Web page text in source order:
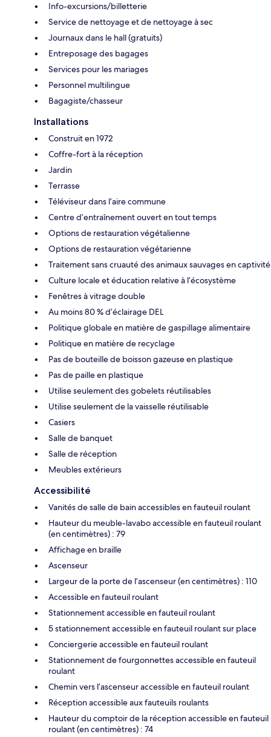
Info-excursions/billetterie
Service de nettoyage et de nettoyage à sec
Journaux dans le hall (gratuits)
Entreposage des bagages
Services pour les mariages
Personnel multilingue
Bagagiste/chasseur
Installations
Construit en 1972
Coffre-fort à la réception
Jardin
Terrasse
Téléviseur dans l’aire commune
Centre d’entraînement ouvert en tout temps
Options de restauration végétalienne
Options de restauration végétarienne
Traitement sans cruauté des animaux sauvages en captivité
Culture locale et éducation relative à l’écosystème
Fenêtres à vitrage double
Au moins 80 % d’éclairage DEL
Politique globale en matière de gaspillage alimentaire
Politique en matière de recyclage
Pas de bouteille de boisson gazeuse en plastique
Pas de paille en plastique
Utilise seulement des gobelets réutilisables
Utilise seulement de la vaisselle réutilisable
Casiers
Salle de banquet
Salle de réception
Meubles extérieurs
Accessibilité
Vanités de salle de bain accessibles en fauteuil roulant
Hauteur du meuble-lavabo accessible en fauteuil roulant
(en centimètres) : 79
Affichage en braille
Ascenseur
Largeur de la porte de l’ascenseur (en centimètres) : 110
Accessible en fauteuil roulant
Stationnement accessible en fauteuil roulant
5 stationnement accessible en fauteuil roulant sur place
Conciergerie accessible en fauteuil roulant
Stationnement de fourgonnettes accessible en fauteuil
roulant
Chemin vers l’ascenseur accessible en fauteuil roulant
Réception accessible aux fauteuils roulants
Hauteur du comptoir de la réception accessible en fauteuil
roulant (en centimètres) : 74